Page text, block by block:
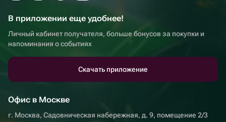
В приложении еще удобнее!
Личный кабинет получателя, больше бонусов за покупки и
напоминания о событиях
Скачать приложение
Офис в Москве
г. Москва, Садовническая набережная, д. 9, помещение 2/3